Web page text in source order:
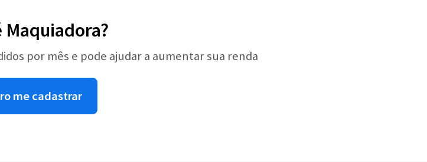
Maquiadora?
por mês e pode ajudar a aumentar sua renda
me cadastrar